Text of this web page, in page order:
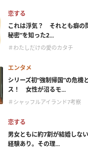
恋する
これは浮気？ それとも癖の
秘密”を知った2...
＃わたしだけの愛のカタチ
エンタメ
シリーズ初“強制帰国”の危機
ス！ 女性が沼るモ...
＃シャッフルアイランド7考察
恋する
男女ともに約7割が結婚しな
経験あり。その理...